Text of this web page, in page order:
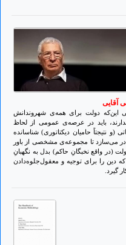
آقایی
این‌که دولت برای همه‌ی شهروندانش
باید در عرصه‌ی عمومی از لحاظ
(و نتیجتاً حامیان دیکتاتوری) شناسانده
می‌سازد تا مجموعه‌ی مشخصی از باور
(در واقع نخبگانِ حاکم) بدل به نگهبانِ
دین را برای توجیه و معقول‌جلوه‌دادن
گیرد.